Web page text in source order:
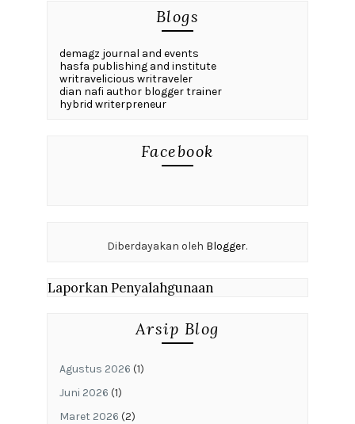
Blogs
demagz journal and events
hasfa publishing and institute
writravelicious writraveler
dian nafi author blogger trainer
hybrid writerpreneur
Facebook
Diberdayakan oleh Blogger.
Laporkan Penyalahgunaan
Arsip Blog
Agustus 2026 (1)
Juni 2026 (1)
Maret 2026 (2)